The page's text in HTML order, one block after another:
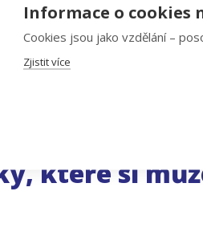
které si
Informace o cookies
Cookies jsou jako vzdělání –
Zjistit více